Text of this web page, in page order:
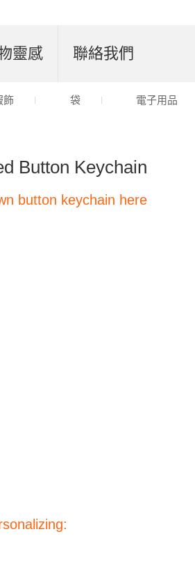
Button Keychain
button keychain here
靈感 聯絡我們
飾 袋 電子用品